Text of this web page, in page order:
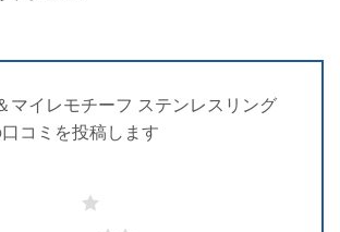
マイレモチーフ ステンレスリング
口コミを投稿します